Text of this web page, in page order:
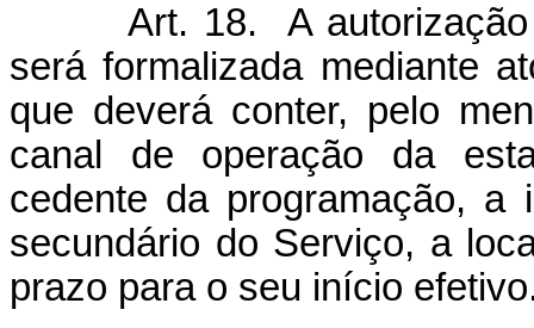
Art. 18. A autorização
será formalizada mediante
que deverá conter, pelo
canal de operação da
cedente da programação, a
secundário do Serviço, a
prazo para o seu início